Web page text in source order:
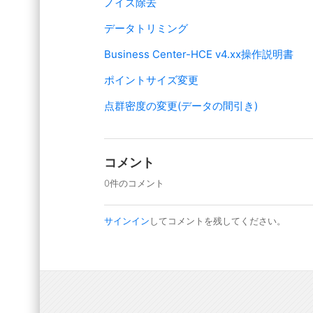
ノイズ除去
データトリミング
Business Center-HCE v4.xx操作説明書
ポイントサイズ変更
点群密度の変更(データの間引き)
コメント
0件のコメント
サインインしてコメントを残してください。